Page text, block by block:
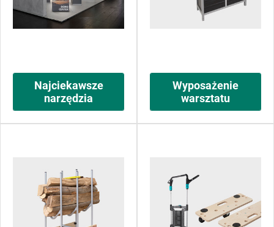
Najciekawsze
narzędzia
Wyposażenie
warsztatu